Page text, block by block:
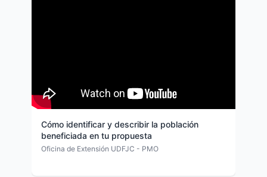
Cómo identificar y describir la población
beneficiada en tu propuesta
Oficina de Extensión UDFJC - PMO